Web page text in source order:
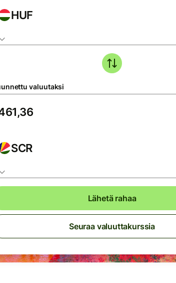
HUF
valuutaksi
SCR
Lähetä rahaa
Seuraa valuuttakurssia